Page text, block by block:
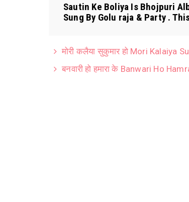
Sautin Ke Boliya Is Bhojpuri
Sung By Golu raja & Party .
मोरी कलैया सुकुमार हो Mori
बनवारी हो हमारा के Banwari Ho